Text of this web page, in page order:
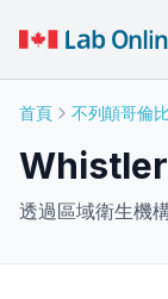
首頁 不列顛哥倫
Whistler
透過區域衛生機